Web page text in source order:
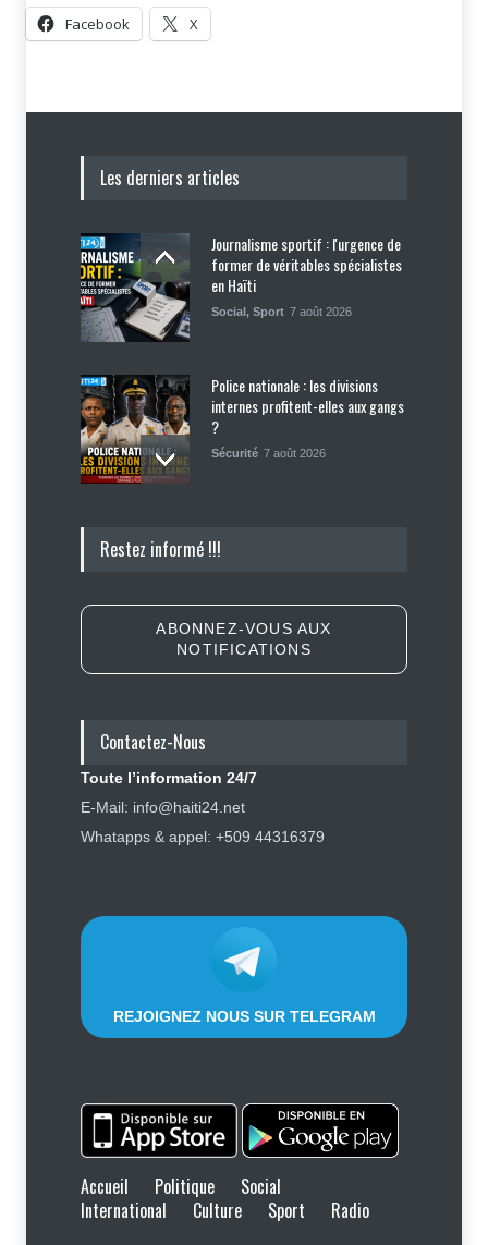
Facebook X
Les derniers articles
Journalisme sportif : l'urgence de
former de véritables spécialistes
en Haïti
Social, Sport 7 août 2026
Police nationale : les divisions
internes profitent-elles aux gangs
?
Sécurité 7 août 2026
d’affronter la justice, Jean Monard
Retards, bagages perdus,
6 août 2026
Tennessee, Andy Ogles, proche de
Restez informé !!!
ABONNEZ-VOUS AUX
NOTIFICATIONS
Contactez-Nous
Toute l’information 24/7
E-Mail: info@haiti24.net
Whatapps & appel: +509 44316379
REJOIGNEZ NOUS SUR TELEGRAM
Accueil Politique
Social
International
Culture Sport Radio